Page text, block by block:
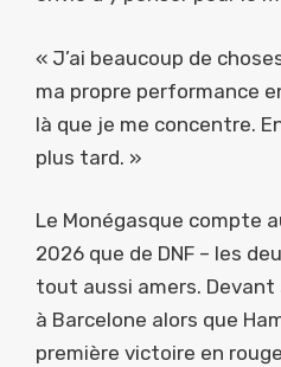
« J’ai beaucoup de
ma propre performance
là que je me concentre.
plus tard. »
Le Monégasque compte
2026 que de DNF – les
tout aussi amers. Devant
à Barcelone alors que
première victoire en